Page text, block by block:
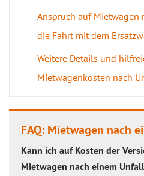
Anspruch auf Mietwagen
die Fahrt mit dem
Weitere Details und
Mietwagenkosten nach
FAQ: Mietwagen nach
Kann ich auf Kosten der
Mietwagen nach einem